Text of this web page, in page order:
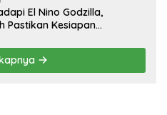
El Nino Godzilla,
Pastikan Kesiapan